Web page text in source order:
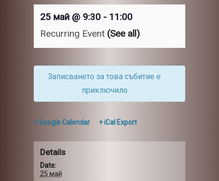
25 май @ 9:30 - 11:00
Recurring Event (See all)
Записването за това събитие е
приключило
+ Google Calendar + iCal Export
Details
Date:
25 май